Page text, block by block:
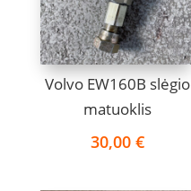
Volvo EW160B slėgio
matuoklis
30,00 €